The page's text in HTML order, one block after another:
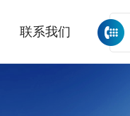
联系我们